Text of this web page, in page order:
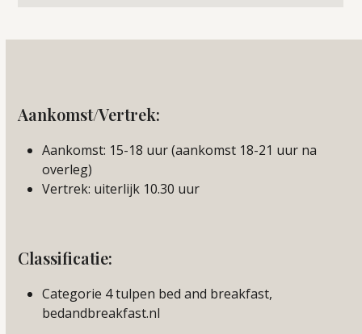
Aankomst/Vertrek:
Aankomst: 15-18 uur (aankomst 18-21 uur na
overleg)
Vertrek: uiterlijk 10.30 uur
Classificatie:
Categorie 4 tulpen bed and breakfast,
bedandbreakfast.nl